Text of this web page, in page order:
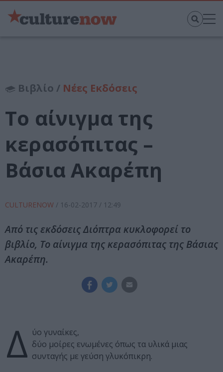
Βιβλίο / Νέες Εκδόσεις
Το αίνιγμα της
κερασόπιτας –
Βάσια Ακαρέπη
CULTURENOW / 16-02-2017 / 12:49
Από τις εκδόσεις Διόπτρα κυκλοφορεί το
βιβλίο, Το αίνιγμα της κερασόπιτας της Βάσιας
Ακαρέπη.
Δ ύο γυναίκες,
δύο μοίρες ενωμένες όπως τα υλικά μιας
συνταγής με γεύση γλυκόπικρη.